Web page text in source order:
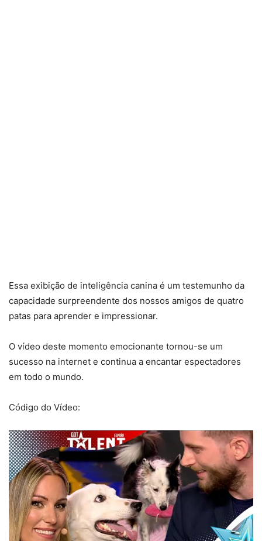
Essa exibição de inteligência canina é um testemunho da
capacidade surpreendente dos nossos amigos de quatro
patas para aprender e impressionar.
O vídeo deste momento emocionante tornou-se um
sucesso na internet e continua a encantar espectadores
em todo o mundo.
Código do Vídeo: